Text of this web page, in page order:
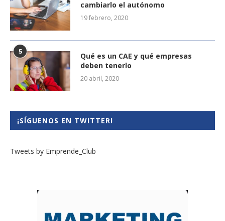
cambiarlo el autónomo
19 febrero, 2020
5
Qué es un CAE y qué empresas
deben tenerlo
20 abril, 2020
¡SÍGUENOS EN TWITTER!
Tweets by Emprende_Club